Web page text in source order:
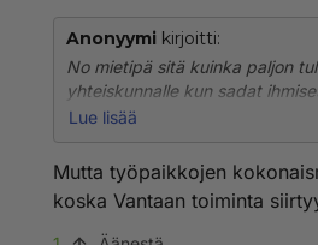
Anonyymi kirjoitti:
No mietipä sitä kuinka paljon
yhteiskunnalle kun sadat
ei joudu enää maksamaan
Lue lisää
Mutta työpaikkojen
koska Vantaan toiminta